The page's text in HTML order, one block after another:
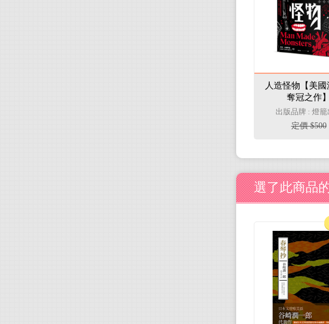
人造怪物【美國
奪冠之作】
出版品牌 : 燈籠
定價 $500
選了此商品